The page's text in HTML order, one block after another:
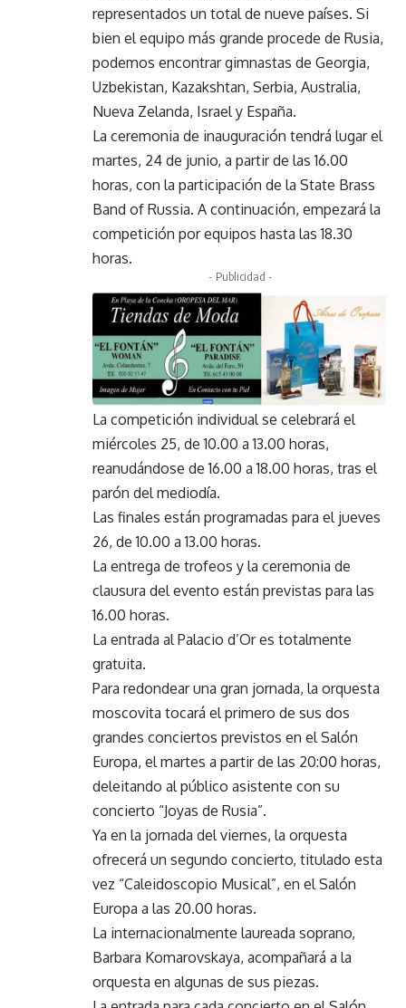
representados un total de nueve países. Si
bien el equipo más grande procede de Rusia,
podemos encontrar gimnastas de Georgia,
Uzbekistan, Kazakshtan, Serbia, Australia,
Nueva Zelanda, Israel y España.
La ceremonia de inauguración tendrá lugar el
martes, 24 de junio, a partir de las 16.00
horas, con la participación de la State Brass
Band of Russia. A continuación, empezará la
competición por equipos hasta las 18.30
horas.
- Publicidad -
La competición individual se celebrará el
miércoles 25, de 10.00 a 13.00 horas,
reanudándose de 16.00 a 18.00 horas, tras el
parón del mediodía.
Las finales están programadas para el jueves
26, de 10.00 a 13.00 horas.
La entrega de trofeos y la ceremonia de
clausura del evento están previstas para las
16.00 horas.
La entrada al Palacio d’Or es totalmente
gratuita.
Para redondear una gran jornada, la orquesta
moscovita tocará el primero de sus dos
grandes conciertos previstos en el Salón
Europa, el martes a partir de las 20:00 horas,
deleitando al público asistente con su
concierto “Joyas de Rusia”.
Ya en la jornada del viernes, la orquesta
ofrecerá un segundo concierto, titulado esta
vez “Caleidoscopio Musical”, en el Salón
Europa a las 20.00 horas.
La internacionalmente laureada soprano,
Barbara Komarovskaya, acompañará a la
orquesta en algunas de sus piezas.